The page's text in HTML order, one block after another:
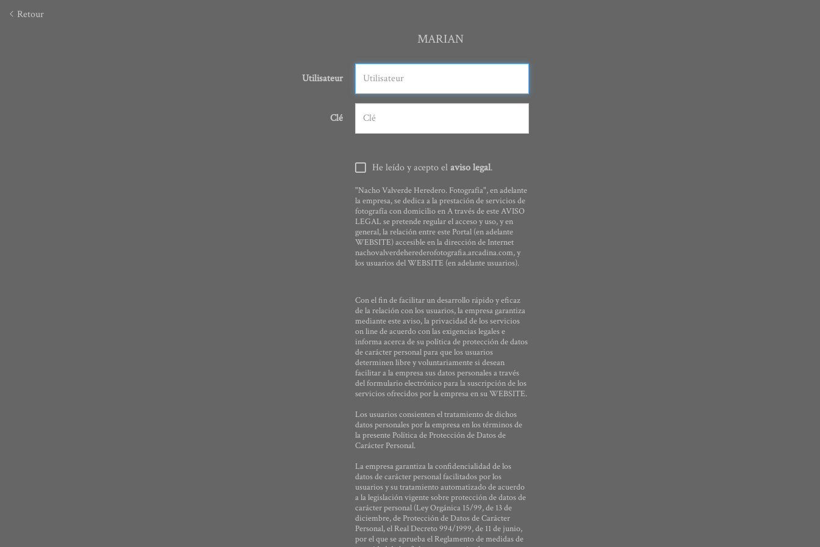
Retour
MARIAN
Utilisateur
Clé
He leído y acepto elaviso legal.
"Nacho Valverde Heredero. Fotografía", en adelante
la empresa, se dedica a la prestación de servicios de
fotografía con domicilio en A través de este AVISO
LEGAL se pretende regular el acceso y uso, y en
general, la relación entre este Portal (en adelante
WEBSITE) accesible en la dirección de Internet
nachovalverdeherederofotografia.arcadina.com, y
los usuarios del WEBSITE (en adelante usuarios).
Con el fin de facilitar un desarrollo rápido y eficaz
de la relación con los usuarios, la empresa garantiza
mediante este aviso, la privacidad de los servicios
on line de acuerdo con las exigencias legales e
informa acerca de su política de protección de datos
de carácter personal para que los usuarios
determinen libre y voluntariamente si desean
facilitar a la empresa sus datos personales a través
del formulario electrónico para la suscripción de los
servicios ofrecidos por la empresa en su WEBSITE.
Los usuarios consienten el tratamiento de dichos
datos personales por la empresa en los términos de
la presente Política de Protección de Datos de
Carácter Personal.
La empresa garantiza la confidencialidad de los
datos de carácter personal facilitados por los
usuarios y su tratamiento automatizado de acuerdo
a la legislación vigente sobre protección de datos de
carácter personal (Ley Orgánica 15/99, de 13 de
diciembre, de Protección de Datos de Carácter
Personal, el Real Decreto 994/1999, de 11 de junio,
por el que se aprueba el Reglamento de medidas de